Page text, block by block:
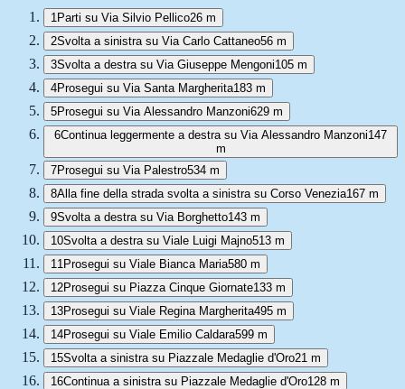
1 Parti su Via Silvio Pellico26 m
2Svolta a sinistra su Via Carlo Cattaneo56 m
3Svolta a destra su Via Giuseppe Mengoni105 m
4Prosegui su Via Santa Margherita183 m
5Prosegui su Via Alessandro Manzoni629 m
6Continua leggermente a destra su Via Alessandro Manzoni147
m
7Prosegui su Via Palestro534 m
8Alla fine della strada svolta a sinistra su Corso Venezia167 m
9Svolta a destra su Via Borghetto143 m
10Svolta a destra su Viale Luigi Majno513 m
11 Prosegui su Viale Bianca Maria580 m
12Prosegui su Piazza Cinque Giornate133 m
13Prosegui su Viale Regina Margherita495 m
14Prosegui su Viale Emilio Caldara599 m
15Svolta a sinistra su Piazzale Medaglie d'Oro21 m
16Continua a sinistra su Piazzale Medaglie d'Oro128 m